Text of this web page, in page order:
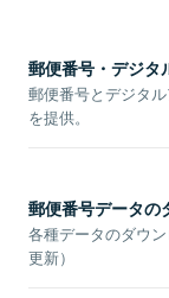
郵便番号・デジタ
郵便番号とデジタ
を提供。
郵便番号データの
各種データのダウ
更新）